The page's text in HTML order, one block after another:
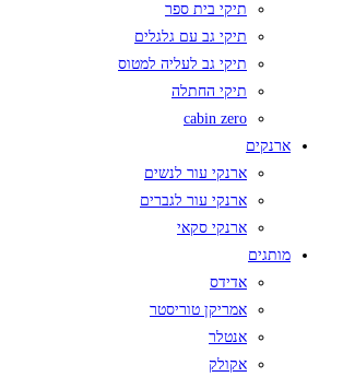
תיקי בית ספר
תיקי גב עם גלגלים
תיקי גב לעליה למטוס
תיקי החתלה
cabin zero
ארנקים
ארנקי עור לנשים
ארנקי עור לגברים
ארנקי סקאי
מותגים
אדידס
אמריקן טוריסטר
אנטלר
אקולק